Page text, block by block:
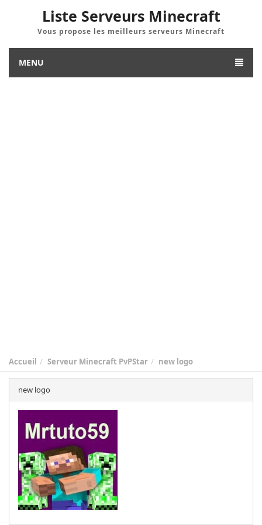
Liste Serveurs Minecraft
Vous propose les meilleurs serveurs Minecraft
MENU
Accueil Serveur Minecraft PvPStar new logo
new logo